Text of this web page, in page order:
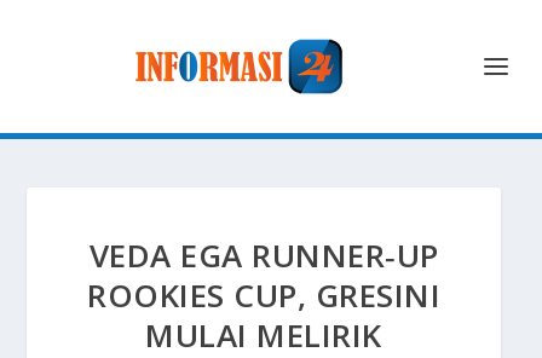
VEDA EGA RUNNER‑UP
ROOKIES CUP, GRESINI
MULAI MELIRIK